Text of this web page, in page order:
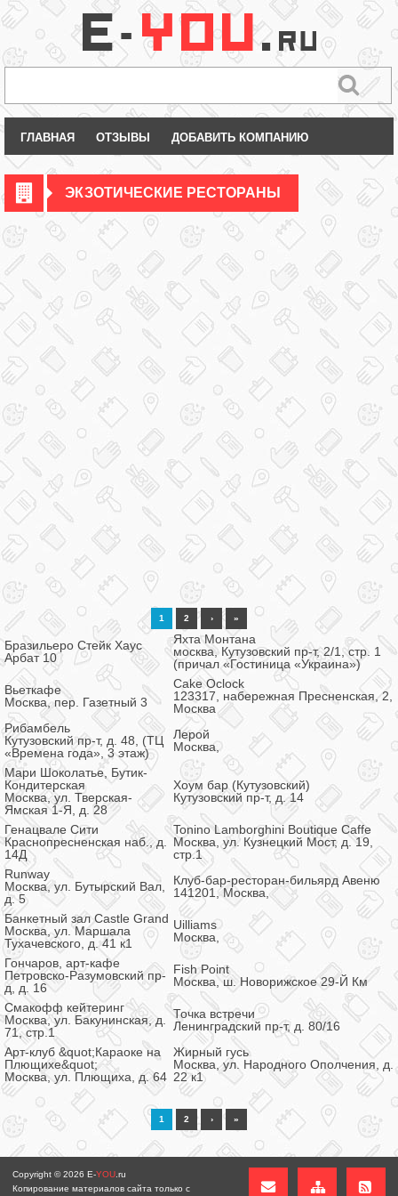
ГЛАВНАЯ ОТЗЫВЫ ДОБАВИТЬ КОМПАНИЮ
ЭКЗОТИЧЕСКИЕ РЕСТОРАНЫ
1 2 › »
Бразильеро Стейк Хаус
Арбат 10
Яхта Монтана
москва, Кутузовский пр-т, 2/1, стр. 1
(причал «Гостиница «Украина»)
Вьеткафе
Москва, пер. Газетный 3
Cake Oclock
123317, набережная Пресненская, 2,
Москва
Рибамбель
Кутузовский пр-т, д. 48, (ТЦ
«Времена года», 3 этаж)
Лерой
Москва,
Мари Шоколатье, Бутик-
Кондитерская
Москва, ул. Тверская-
Ямская 1-Я, д. 28
Хоум бар (Кутузовский)
Кутузовский пр-т, д. 14
Генацвале Сити
Краснопресненская наб., д.
14Д
Tonino Lamborghini Boutique Caffe
Москва, ул. Кузнецкий Мост, д. 19,
стр.1
Runway
Москва, ул. Бутырский Вал,
д. 5
Клуб-бар-ресторан-бильярд Авеню
141201, Москва,
Банкетный зал Castle Grand
Москва, ул. Маршала
Тухачевского, д. 41 к1
Uilliams
Москва,
Гончаров, арт-кафе
Петровско-Разумовский пр-
д, д. 16
Fish Point
Москва, ш. Новорижское 29-Й Км
Смакофф кейтеринг
Москва, ул. Бакунинская, д.
71, стр.1
Точка встречи
Ленинградский пр-т, д. 80/16
Арт-клуб &quot;Караоке на
Плющихе&quot;
Москва, ул. Плющиха, д. 64
Жирный гусь
Москва, ул. Народного Ополчения, д.
22 к1
1 2 › »
Copyright © 2026 E-YOU .ru
Копирование материалов сайта только с